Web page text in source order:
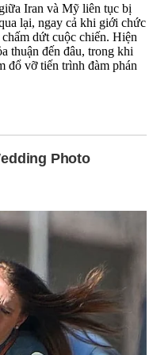
Iran và Mỹ liên tục bị
lại, ngay cả khi giới chức
dứt cuộc chiến. Hiện
thuận đến đâu, trong khi
đổ vỡ tiến trình đàm phán